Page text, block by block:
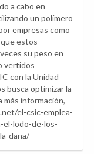
a cabo en
un polímero
empresas como
estos
su peso en
vertidos
con la Unidad
busca optimizar la
información,
el-csic-emplea-
lodo-de-los-
dana/